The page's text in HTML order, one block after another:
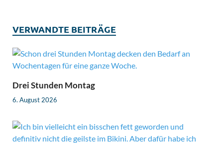
VERWANDTE BEITRÄGE
Drei Stunden Montag
6. August 2026